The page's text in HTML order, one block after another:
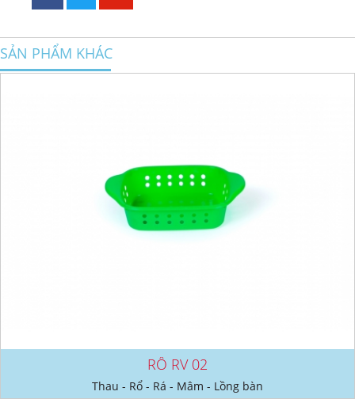
SẢN PHẨM KHÁC
RỔ RV 02
Thau - Rổ - Rá - Mâm - Lồng bàn